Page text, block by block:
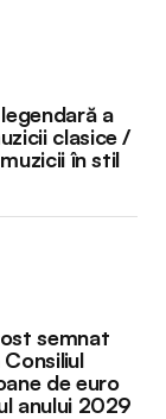
a
clasice /
în stil
semnat
de euro
anului 2029